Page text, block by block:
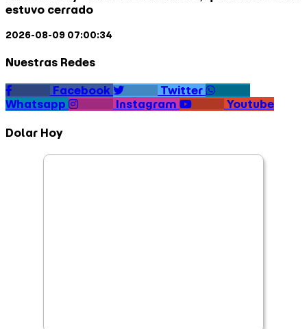
estuvo cerrado
2026-08-09 07:00:34
Nuestras Redes
Facebook
Twitter
Whatsapp
Instagram Youtube
Dolar Hoy